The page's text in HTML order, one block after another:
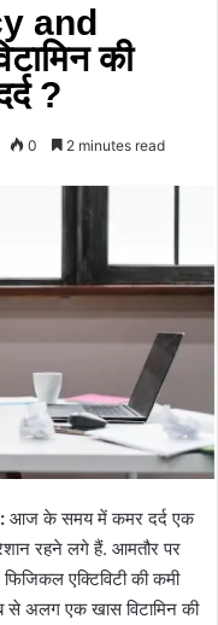
and
की
?
0 2 minutes read
आज के समय में कमर दर्द एक
रहने लगे हैं. आमतौर पर
एक्टिविटी की कमी
से अलग एक खास विटामिन की